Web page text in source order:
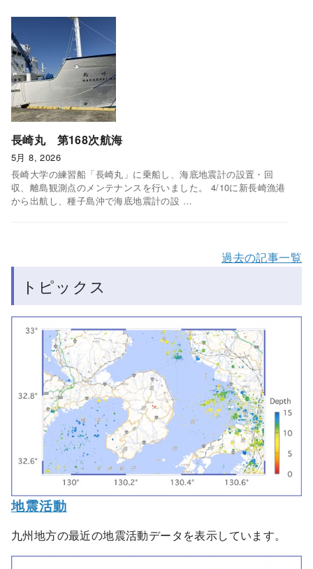
長崎丸 第168次航海
5月 8, 2026
長崎大学の練習船「長崎丸」に乗船し、海底地震計の設置・回
収、離島観測点のメンテナンスを行いました。 4/10に新長崎漁港
から出航し、種子島沖で海底地震計の設 …
過去の記事一覧
トピックス
地震活動
九州地方の最近の地震活動データを表示しています。